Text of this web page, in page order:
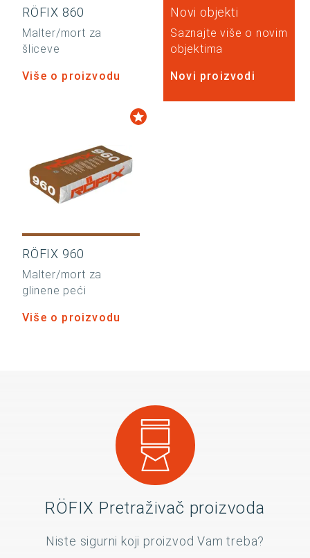
RÖFIX 860
Malter/mort za
šliceve
Više o proizvodu
Novi objekti
Saznajte više o novim
objektima
Novi proizvodi
RÖFIX 960
Malter/mort za
glinene peći
Više o proizvodu
RÖFIX Pretraživač proizvoda
Niste sigurni koji proizvod Vam treba?